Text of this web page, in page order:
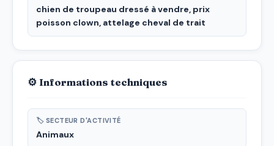
chien de troupeau dressé à vendre, prix
poisson clown, attelage cheval de trait
⚙ Informations techniques
🏷 SECTEUR D'ACTIVITÉ
Animaux